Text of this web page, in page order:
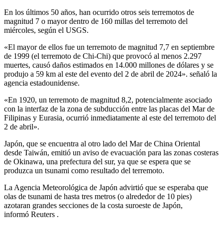
En los últimos 50 años, han ocurrido otros seis terremotos de
magnitud 7 o mayor dentro de 160 millas del terremoto del
miércoles, según el USGS.
«El mayor de ellos fue un terremoto de magnitud 7,7 en septiembre
de 1999 (el terremoto de Chi-Chi) que provocó al menos 2.297
muertes, causó daños estimados en 14.000 millones de dólares y se
produjo a 59 km al este del evento del 2 de abril de 2024». señaló la
agencia estadounidense.
«En 1920, un terremoto de magnitud 8,2, potencialmente asociado
con la interfaz de la zona de subducción entre las placas del Mar de
Filipinas y Eurasia, ocurrió inmediatamente al este del terremoto del
2 de abril».
Japón, que se encuentra al otro lado del Mar de China Oriental
desde Taiwán, emitió un aviso de evacuación para las zonas costeras
de Okinawa, una prefectura del sur, ya que se espera que se
produzca un tsunami como resultado del terremoto.
La Agencia Meteorológica de Japón advirtió que se esperaba que
olas de tsunami de hasta tres metros (o alrededor de 10 pies)
azotaran grandes secciones de la costa suroeste de Japón,
informó Reuters .